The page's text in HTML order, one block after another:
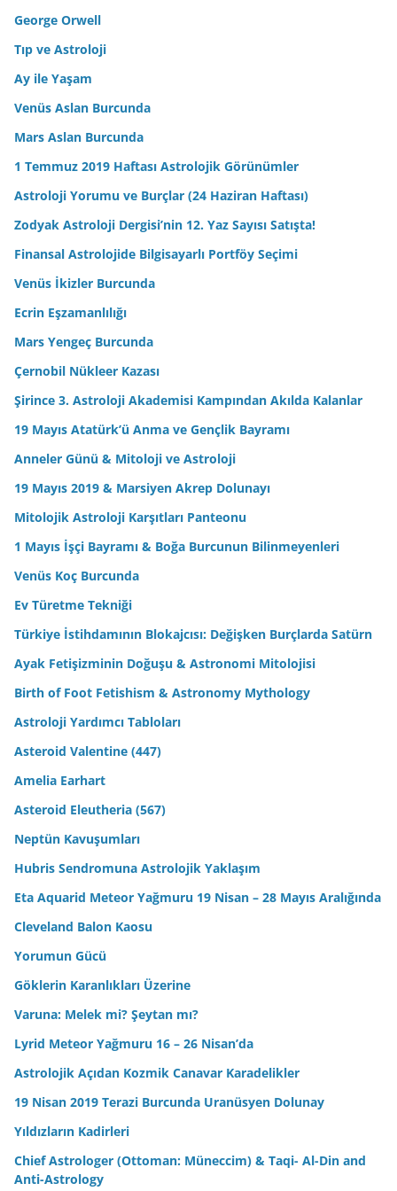
George Orwell
Tıp ve Astroloji
Ay ile Yaşam
Venüs Aslan Burcunda
Mars Aslan Burcunda
1 Temmuz 2019 Haftası Astrolojik Görünümler
Astroloji Yorumu ve Burçlar (24 Haziran Haftası)
Zodyak Astroloji Dergisi’nin 12. Yaz Sayısı Satışta!
Finansal Astrolojide Bilgisayarlı Portföy Seçimi
Venüs İkizler Burcunda
Ecrin Eşzamanlılığı
Mars Yengeç Burcunda
Çernobil Nükleer Kazası
Şirince 3. Astroloji Akademisi Kampından Akılda Kalanlar
19 Mayıs Atatürk’ü Anma ve Gençlik Bayramı
Anneler Günü & Mitoloji ve Astroloji
19 Mayıs 2019 & Marsiyen Akrep Dolunayı
Mitolojik Astroloji Karşıtları Panteonu
1 Mayıs İşçi Bayramı & Boğa Burcunun Bilinmeyenleri
Venüs Koç Burcunda
Ev Türetme Tekniği
Türkiye İstihdamının Blokajcısı: Değişken Burçlarda Satürn
Ayak Fetişizminin Doğuşu & Astronomi Mitolojisi
Birth of Foot Fetishism & Astronomy Mythology
Astroloji Yardımcı Tabloları
Asteroid Valentine (447)
Amelia Earhart
Asteroid Eleutheria (567)
Neptün Kavuşumları
Hubris Sendromuna Astrolojik Yaklaşım
Eta Aquarid Meteor Yağmuru 19 Nisan – 28 Mayıs Aralığında
Cleveland Balon Kaosu
Yorumun Gücü
Göklerin Karanlıkları Üzerine
Varuna: Melek mi? Şeytan mı?
Lyrid Meteor Yağmuru 16 – 26 Nisan’da
Astrolojik Açıdan Kozmik Canavar Karadelikler
19 Nisan 2019 Terazi Burcunda Uranüsyen Dolunay
Yıldızların Kadirleri
Chief Astrologer (Ottoman: Müneccim) & Taqi- Al-Din and
Anti-Astrology